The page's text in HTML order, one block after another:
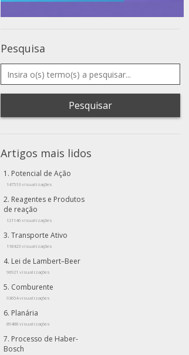
Pesquisa
Pesquisar
Artigos mais lidos
Potencial de Ação
147513 visualizações
Reagentes e Produtos
de reação
121146 visualizações
Transporte Ativo
118423 visualizações
Lei de Lambert–Beer
96921 visualizações
Comburente
93654 visualizações
Planária
89488 visualizações
Processo de Haber-
Bosch